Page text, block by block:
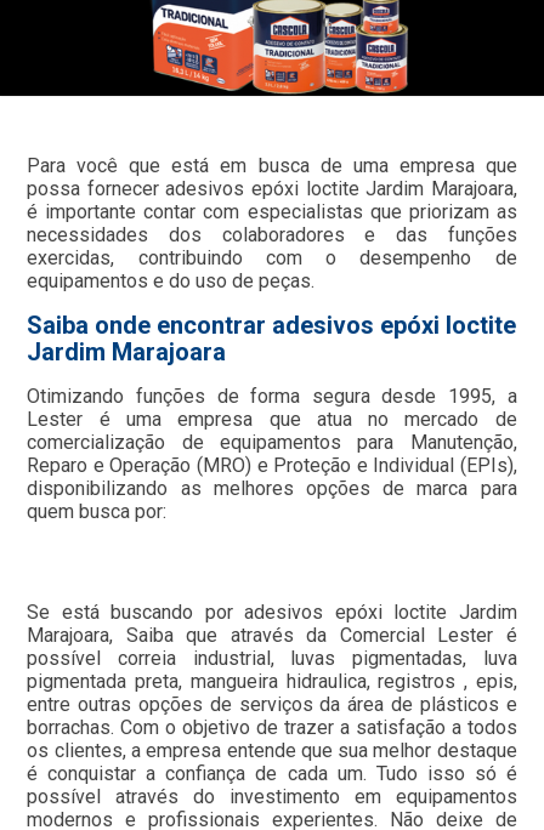
Para você que está em busca de uma empresa que
possa fornecer adesivos epóxi loctite Jardim Marajoara,
é importante contar com especialistas que priorizam as
necessidades dos colaboradores e das funções
exercidas, contribuindo com o desempenho de
equipamentos e do uso de peças.
Saiba onde encontrar adesivos epóxi loctite
Jardim Marajoara
Otimizando funções de forma segura desde 1995, a
Lester é uma empresa que atua no mercado de
comercialização de equipamentos para Manutenção,
Reparo e Operação (MRO) e Proteção e Individual (EPIs),
disponibilizando as melhores opções de marca para
quem busca por:
Se está buscando por adesivos epóxi loctite Jardim
Marajoara, Saiba que através da Comercial Lester é
possível correia industrial, luvas pigmentadas, luva
pigmentada preta, mangueira hidraulica, registros , epis,
entre outras opções de serviços da área de plásticos e
borrachas. Com o objetivo de trazer a satisfação a todos
os clientes, a empresa entende que sua melhor destaque
é conquistar a confiança de cada um. Tudo isso só é
possível através do investimento em equipamentos
modernos e profissionais experientes. Não deixe de